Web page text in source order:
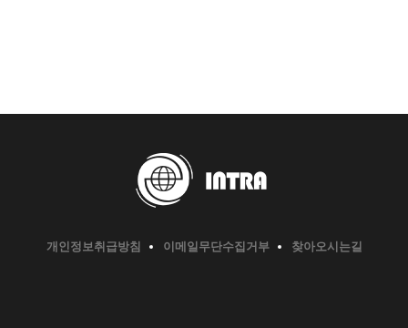
개인정보취급방침 이메일무단수집거부 찾아오시는길